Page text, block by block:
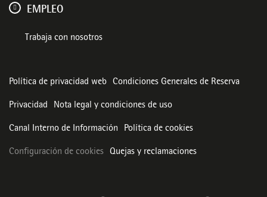
EMPLEO
Trabaja con nosotros
Política de privacidad web Condiciones Generales de Reserva
Privacidad Nota legal y condiciones de uso
Canal Interno de Información Política de cookies
Configuración de cookies Quejas y reclamaciones